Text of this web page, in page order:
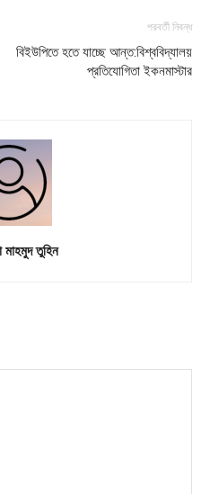
পরবর্তী নিবন্ধ
বিইউপিতে হতে যাচ্ছে আন্ত:বিশ্ববিদ্যালয়
প্রতিযোগিতা ইকনমাস্টার
মাহমুদ তুহিন